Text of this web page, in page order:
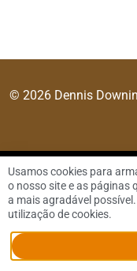
© 2026 Dennis
Usamos cookies para
o nosso site e as páginas
a mais agradável
utilização de cookies.